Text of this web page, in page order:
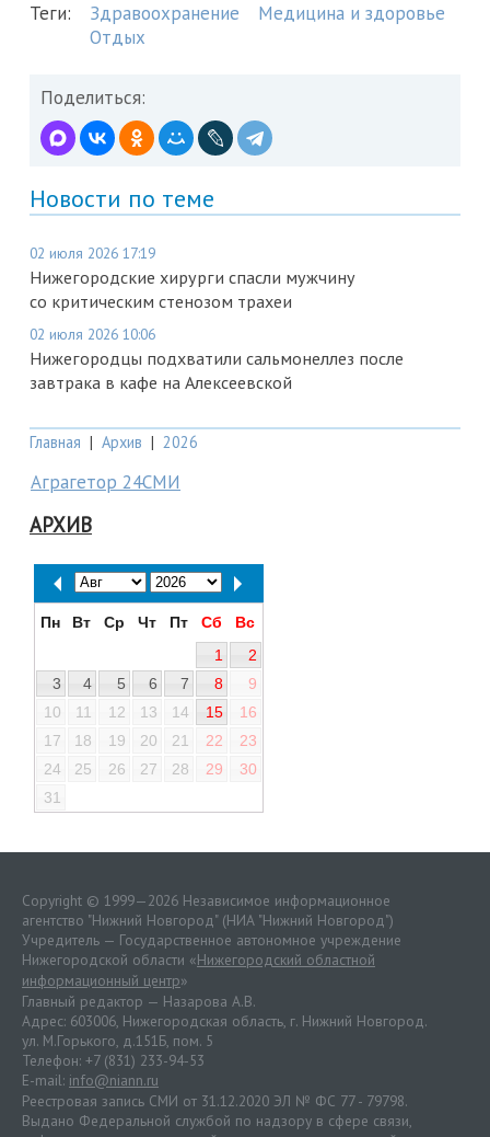
Теги: Здравоохранение
Медицина и здоровье
Отдых
Поделиться:
Новости по теме
02 июля 2026 17:19
Нижегородские хирурги спасли мужчину
со критическим стенозом трахеи
02 июля 2026 10:06
Нижегородцы подхватили сальмонеллез после
завтрака в кафе на Алексеевской
Главная | Архив | 2026
Аграгетор 24СМИ
АРХИВ
Пн Вт Ср Чт Пт Сб
Вс
1
2
3
4 5 6 7 8
9
10
11 12 13 14 15
16
17
18 19 20 21 22
23
24
25 26 27 28 29
30
31
Copyright © 1999—2026 Независимое информационное
агентство "Нижний Новгород" (НИА "Нижний Новгород")
Учредитель — Государственное автономное учреждение
Нижегородской области «Нижегородский областной
информационный центр»
Главный редактор — Назарова А.В.
Адрес: 603006, Нижегородская область, г. Нижний Новгород.
ул. М.Горького, д.151Б, пом. 5
Телефон: +7 (831) 233-94-53
E-mail: info@niann.ru
Реестровая запись СМИ от 31.12.2020 ЭЛ № ФС 77 - 79798.
Выдано Федеральной службой по надзору в сфере связи,